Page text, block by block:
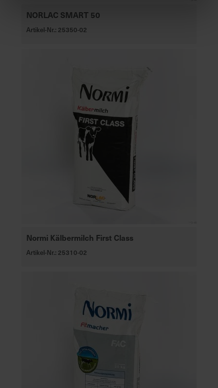
NORLAC SMART 50
Artikel-Nr.: 25350-02
Normi Kälbermilch First Class
Artikel-Nr.: 25310-02